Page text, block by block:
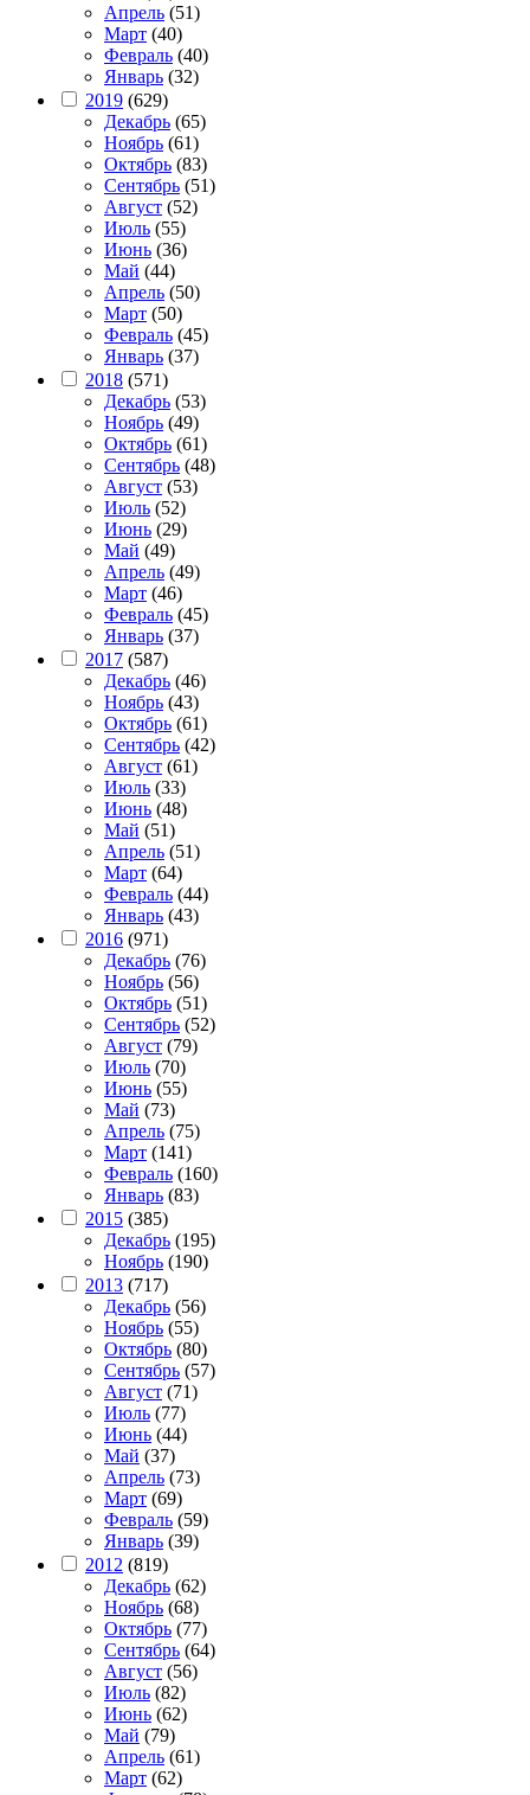
Апрель (51)
Март (40)
Февраль (40)
Январь (32)
2019 (629)
Декабрь (65)
Ноябрь (61)
Октябрь (83)
Сентябрь (51)
Август (52)
Июль (55)
Июнь (36)
Май (44)
Апрель (50)
Март (50)
Февраль (45)
Январь (37)
2018 (571)
Декабрь (53)
Ноябрь (49)
Октябрь (61)
Сентябрь (48)
Август (53)
Июль (52)
Июнь (29)
Май (49)
Апрель (49)
Март (46)
Февраль (45)
Январь (37)
2017 (587)
Декабрь (46)
Ноябрь (43)
Октябрь (61)
Сентябрь (42)
Август (61)
Июль (33)
Июнь (48)
Май (51)
Апрель (51)
Март (64)
Февраль (44)
Январь (43)
2016 (971)
Декабрь (76)
Ноябрь (56)
Октябрь (51)
Сентябрь (52)
Август (79)
Июль (70)
Июнь (55)
Май (73)
Апрель (75)
Март (141)
Февраль (160)
Январь (83)
2015 (385)
Декабрь (195)
Ноябрь (190)
2013 (717)
Декабрь (56)
Ноябрь (55)
Октябрь (80)
Сентябрь (57)
Август (71)
Июль (77)
Июнь (44)
Май (37)
Апрель (73)
Март (69)
Февраль (59)
Январь (39)
2012 (819)
Декабрь (62)
Ноябрь (68)
Октябрь (77)
Сентябрь (64)
Август (56)
Июль (82)
Июнь (62)
Май (79)
Апрель (61)
Март (62)